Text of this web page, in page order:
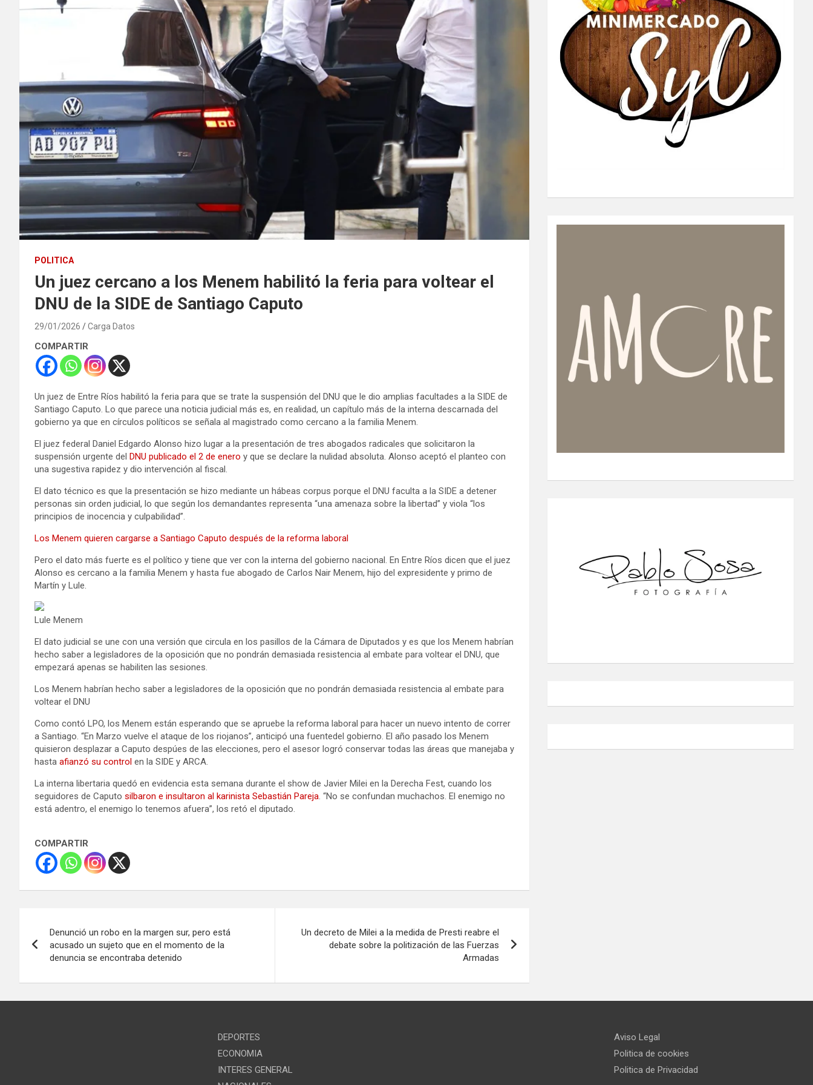
POLITICA
Un juez cercano a los Menem habilitó la feria para voltear el
DNU de la SIDE de Santiago Caputo
29/01/2026 Carga Datos
COMPARTIR
Un juez de Entre Ríos habilitó la feria para que se trate la suspensión del DNU que le dio amplias facultades a la SIDE de
Santiago Caputo. Lo que parece una noticia judicial más es, en realidad, un capítulo más de la interna descarnada del
gobierno ya que en círculos políticos se señala al magistrado como cercano a la familia Menem.
El juez federal Daniel Edgardo Alonso hizo lugar a la presentación de tres abogados radicales que solicitaron la
suspensión urgente del DNU publicado el 2 de enero y que se declare la nulidad absoluta. Alonso aceptó el planteo con
una sugestiva rapidez y dio intervención al fiscal.
El dato técnico es que la presentación se hizo mediante un hábeas corpus porque el DNU faculta a la SIDE a detener
personas sin orden judicial, lo que según los demandantes representa “una amenaza sobre la libertad” y viola “los
principios de inocencia y culpabilidad”.
Los Menem quieren cargarse a Santiago Caputo después de la reforma laboral
Pero el dato más fuerte es el político y tiene que ver con la interna del gobierno nacional. En Entre Ríos dicen que el juez
Alonso es cercano a la familia Menem y hasta fue abogado de Carlos Nair Menem, hijo del expresidente y primo de
Martín y Lule.
Lule Menem
El dato judicial se une con una versión que circula en los pasillos de la Cámara de Diputados y es que los Menem habrían
hecho saber a legisladores de la oposición que no pondrán demasiada resistencia al embate para voltear el DNU, que
empezará apenas se habiliten las sesiones.
Los Menem habrían hecho saber a legisladores de la oposición que no pondrán demasiada resistencia al embate para
voltear el DNU
Como contó LPO, los Menem están esperando que se apruebe la reforma laboral para hacer un nuevo intento de correr
a Santiago. “En Marzo vuelve el ataque de los riojanos”, anticipó una fuentedel gobierno. El año pasado los Menem
quisieron desplazar a Caputo despúes de las elecciones, pero el asesor logró conservar todas las áreas que manejaba y
hasta afianzó su control en la SIDE y ARCA.
La interna libertaria quedó en evidencia esta semana durante el show de Javier Milei en la Derecha Fest, cuando los
seguidores de Caputo silbaron e insultaron al karinista Sebastián Pareja. “No se confundan muchachos. El enemigo no
está adentro, el enemigo lo tenemos afuera”, los retó el diputado.
COMPARTIR
de
Denunció un robo en la margen sur, pero está
acusado un sujeto que en el momento de la
denuncia se encontraba detenido
Un decreto de Milei a la medida de Presti reabre el
debate sobre la politización de las Fuerzas
Armadas
DEPORTES
ECONOMIA
INTERES GENERAL
Aviso Legal
Politica de cookies
Politica de Privacidad